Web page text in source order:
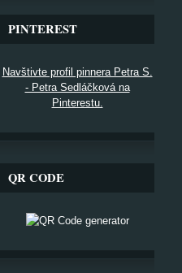
PINTEREST
Navštivte profil pinnera Petra S.
- Petra Sedláčková na
Pinterestu.
QR CODE